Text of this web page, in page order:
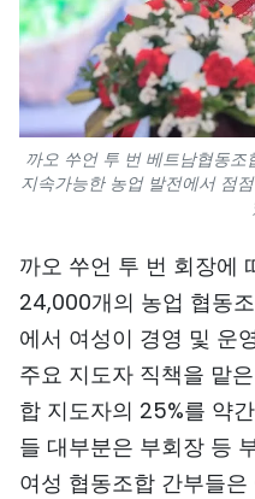
까오 쑤언 투 번 베트남협동
지속가능한 농업 발전에서 점
까오 쑤언 투 번 회장에
24,000개의 농업 협동
에서 여성이 경영 및 운
주요 지도자 직책을 맡
합 지도자의 25%를 약
들 대부분은 부회장 등
여성 협동조합 간부들